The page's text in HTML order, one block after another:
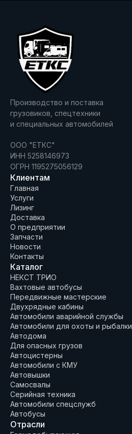
Производство и поставка
грузовиков, спецтехники
и специальных автомобилей
ООО "ЕТКС"
ИНН 5258146973
ОГРН 1195275056129
Клиентам
Главная
Услуги
Лизинг
Доставка
О предприятии
Запчасти
Новости
Контакты
Каталог
НЕКСТ ТРИО
Вахтовые автобусы
Передвижные мастерские
Двухрядные кабины
Автомобили аварийной службы
Автомобили для охоты и рыбалки
Автодома
Для опасных грузов
Автоцистерны
Автомобили с КМУ
Автовышки
Самосвалы
Серийная техника
Автомобили спецслужб
Автобусы
Отрасли